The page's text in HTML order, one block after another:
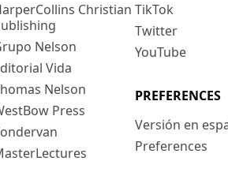
Christian
Nelson
Vida
Nelson
Press
TikTok
Twitter
YouTube
PREFERENCES
Versión en
Preferences